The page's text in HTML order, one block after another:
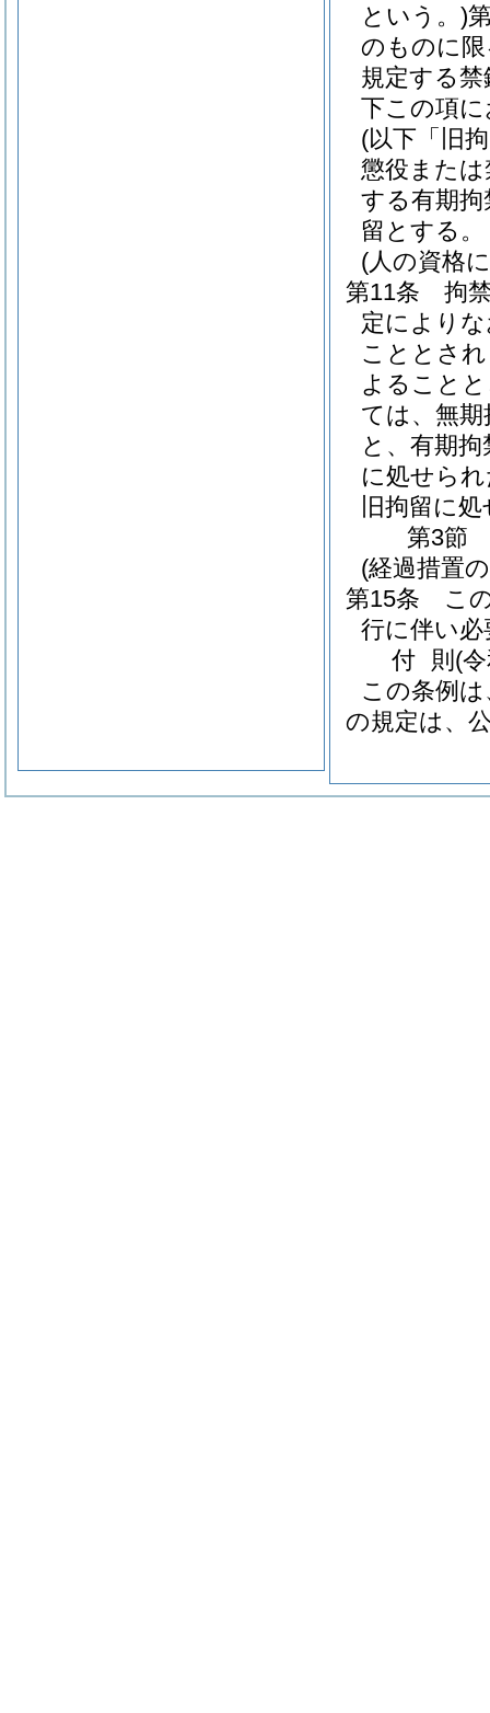
という。)
のものに
規定する禁
下この項
(以下「旧
懲役また
する有期
留とする。
(人の資格
第11条
拘
定により
こととさ
よること
ては、無
と、有期
に処せら
旧拘留に
第3節
(経過措置
第15条
こ
行に伴い
付 則 (
この条例
の規定は、